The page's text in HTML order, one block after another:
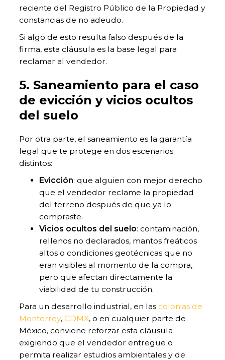
reciente del Registro Público de la Propiedad y
constancias de no adeudo.
Si algo de esto resulta falso después de la
firma, esta cláusula es la base legal para
reclamar al vendedor.
5. Saneamiento para el caso
de evicción y vicios ocultos
del suelo
Por otra parte, el saneamiento es la garantía
legal que te protege en dos escenarios
distintos:
Evicción: que alguien con mejor derecho
que el vendedor reclame la propiedad
del terreno después de que ya lo
compraste.
Vicios ocultos del suelo: contaminación,
rellenos no declarados, mantos freáticos
altos o condiciones geotécnicas que no
eran visibles al momento de la compra,
pero que afectan directamente la
viabilidad de tu construcción.
Para un desarrollo industrial, en las colonias de
Monterrey,CDMX, o en cualquier parte de
México, conviene reforzar esta cláusula
exigiendo que el vendedor entregue o
permita realizar estudios ambientales y de